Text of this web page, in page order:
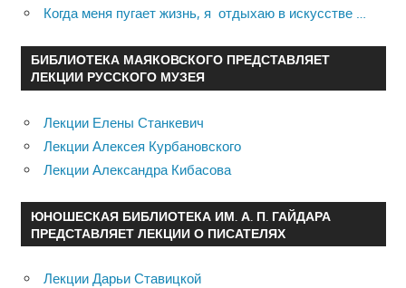
Когда меня пугает жизнь, я отдыхаю в искусстве …
БИБЛИОТЕКА МАЯКОВСКОГО ПРЕДСТАВЛЯЕТ
ЛЕКЦИИ РУССКОГО МУЗЕЯ
Лекции Елены Станкевич
Лекции Алексея Курбановского
Лекции Александра Кибасова
ЮНОШЕСКАЯ БИБЛИОТЕКА ИМ. А. П. ГАЙДАРА
ПРЕДСТАВЛЯЕТ ЛЕКЦИИ О ПИСАТЕЛЯХ
Лекции Дарьи Ставицкой